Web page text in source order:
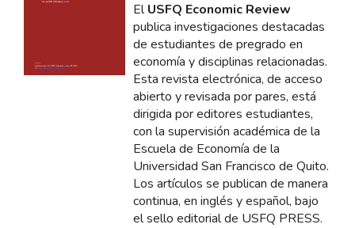
ElUSFQ Economic Review
publica investigaciones destacadas
de estudiantes de pregrado en
economía y disciplinas relacionadas.
Esta revista electrónica, de acceso
abierto y revisada por pares, está
dirigida por editores estudiantes,
con la supervisión académica de la
Escuela de Economía de la
Universidad San Francisco de Quito.
Los artículos se publican de manera
continua, en inglés y español, bajo
el sello editorial de USFQ PRESS.